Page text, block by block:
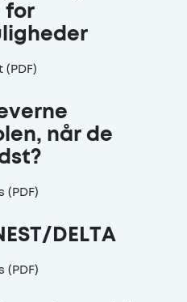
for
når de
(PDF)
DELTA
(PDF)